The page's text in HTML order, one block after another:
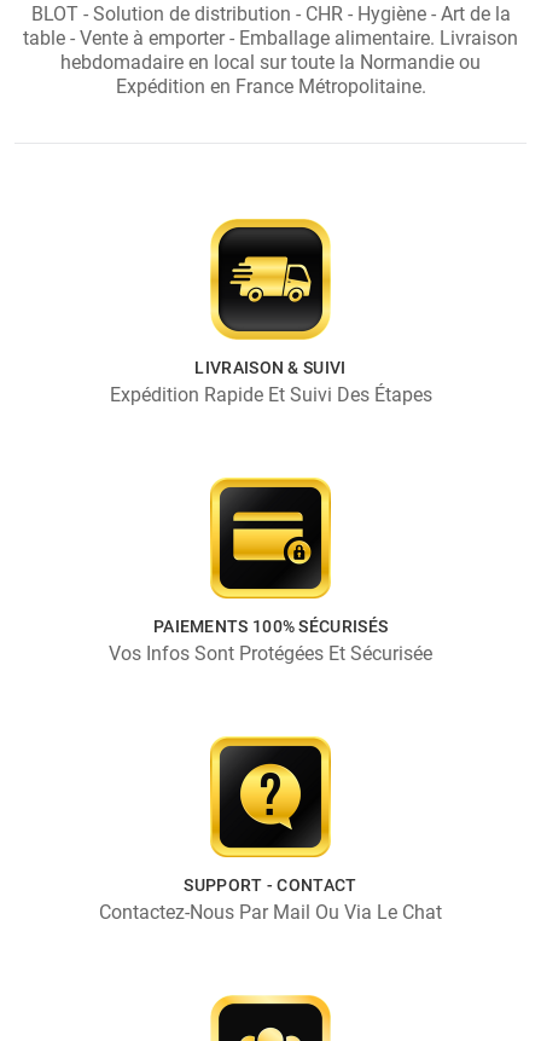
BLOT - Solution de distribution - CHR - Hygiène - Art de la
table - Vente à emporter - Emballage alimentaire. Livraison
hebdomadaire en local sur toute la Normandie ou
Expédition en France Métropolitaine.
LIVRAISON & SUIVI
Expédition Rapide Et Suivi Des Étapes
PAIEMENTS 100% SÉCURISÉS
Vos Infos Sont Protégées Et Sécurisée
SUPPORT - CONTACT
Contactez-Nous Par Mail Ou Via Le Chat